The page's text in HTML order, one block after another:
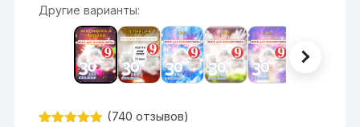
Другие варианты:
(740 отзывов)